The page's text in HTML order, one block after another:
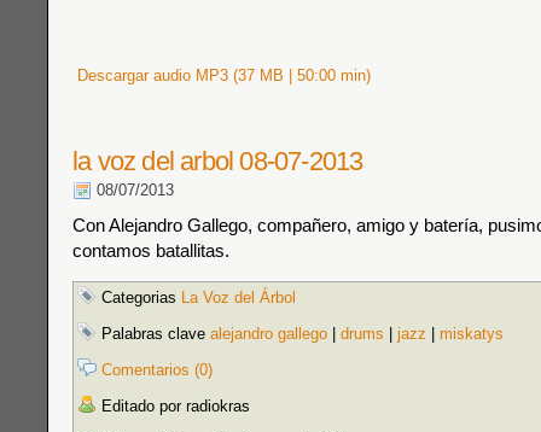
Descargar audio MP3 (37 MB | 50:00 min)
la voz del arbol 08-07-2013
08/07/2013
Con Alejandro Gallego, compañero, amigo y batería,
contamos batallitas.
Categorias La Voz del Árbol
Palabras clave alejandro gallego drums jazz
miskatys
Comentarios (0)
Editado por radiokras